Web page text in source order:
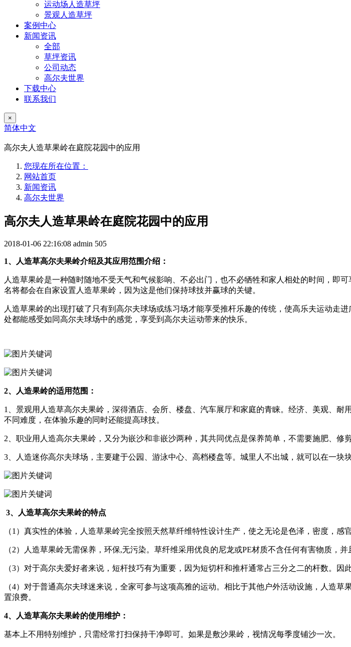
运动场人造草坪
景观人造草坪
案例中心
新闻资讯
全部
草坪资讯
公司动态
高尔夫世界
下载中心
联系我们
×
简体中文
高尔夫人造草果岭在庭院花园中的应用
您现在所在位置：
网站首页
新闻资讯
高尔夫世界
高尔夫人造草果岭在庭院花园中的应用
2018-01-06 22:16:08 admin 505
1、人造草高尔夫果岭介绍及其应用范围介绍：
人造草果岭是一种随时随地不受天气和气候影响、不必出门，也不必牺牲和家人相处的时间，即
名将都会在自家设置人造草果岭，因为这是他们保持球技并赢球的关键。
人造草果岭的出现打破了只有到高尔夫球场或练习场才能享受推杆乐趣的传统，使高乐夫运动走
处都能感受如同高尔夫球场中的感觉，享受到高尔夫运动带来的快乐。
2、人造果岭的适用范围：
1、景观用人造草高尔夫果岭，深得酒店、会所、楼盘、汽车展厅和家庭的青睐。经济、美观、
不同难度，在体验乐趣的同时还能提高球技。
2、职业用人造高尔夫果岭，又分为嵌沙和非嵌沙两种，其共同优点是保养简单，不需要施肥、修
3、人造迷你高尔夫球场，主要建于公园、游泳中心、高档楼盘等。城里人不出城，就可以在一块
3、人造草高尔夫果岭的特点
（1）真实性的体验，人造草果岭完全按照天然草纤维特性设计生产，使之无论是色泽，密度，感
（2）人造草果岭无需保养，环保,无污染。草纤维采用优良的尼龙或PE材质不含任何有害物质，
（3）对于高尔夫爱好者来说，短杆技巧有为重要，因为短切杆和推杆通常占三分之二的杆数。
（4）对于普通高尔夫球迷来说，全家可参与这项高雅的运动。相比于其他户外活动设施，人造
置浪费。
4、人造草高尔夫果岭的使用维护：
基本上不用特别维护，只需经常打扫保持干净即可。如果是敷沙果岭，视情况每季度铺沙一次。